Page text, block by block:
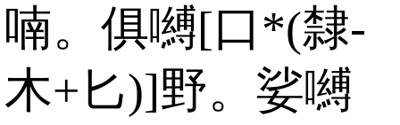
喃。俱嚩[口*(隸-
木+匕)]野。娑嚩